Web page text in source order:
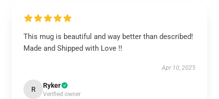
This mug is beautiful and way better than described!
Made and Shipped with Love !!
Apr 10, 2025
R Ryker
Verified owner